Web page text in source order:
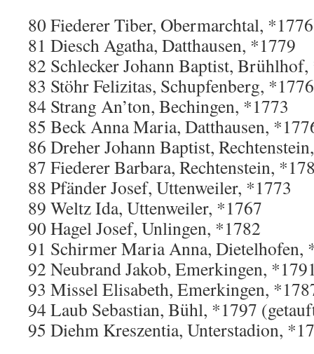
80 Fiederer Tiber, Obermarchtal, *1776
81 Diesch Agatha, Datthausen, *1779
82 Schlecker Johann Baptist,
83 Stöhr Felizitas, Schupfenberg, *1776
84 Strang An’ton, Bechingen, *1773
85 Beck Anna Maria, Datthausen,
86 Dreher Johann Baptist,
87 Fiederer Barbara, Rechtenstein,
88 Pfänder Josef, Uttenweiler, *1773
89 Weltz Ida, Uttenweiler, *1767
90 Hagel Josef, Unlingen, *1782
91 Schirmer Maria Anna, Dietelhofen,
92 Neubrand Jakob, Emerkingen,
93 Missel Elisabeth, Emerkingen,
94 Laub Sebastian, Bühl, *1797
95 Diehm Kreszentia, Unterstadion,